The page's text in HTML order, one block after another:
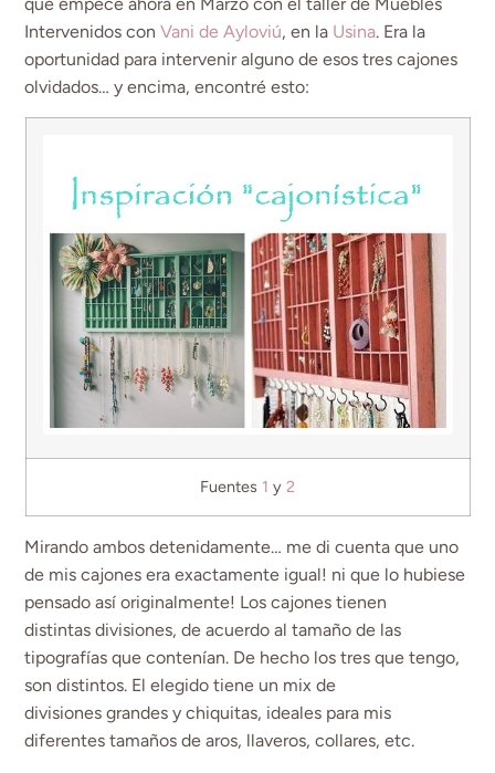
que empecé ahora en Marzo con el taller de Muebles
Intervenidos conVani de Ayloviú, en la Usina. Era la
oportunidad para intervenir alguno de esos tres cajones
olvidados… y encima, encontré esto:
Fuentes 1 y 2
Mirando ambos detenidamente… me di cuenta que uno
de mis cajones era exactamente igual! ni que lo hubiese
pensado así originalmente! Los cajones tienen
distintas divisiones, de acuerdo al tamaño de las
tipografías que contenían. De hecho los tres que tengo,
son distintos. El elegido tiene un mix de
divisiones grandes y chiquitas, ideales para mis
diferentes tamaños de aros, llaveros, collares, etc.